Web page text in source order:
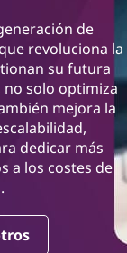
de
revoluciona la
su futura
no solo optimiza
mejora la
dedicar más
a los costes de